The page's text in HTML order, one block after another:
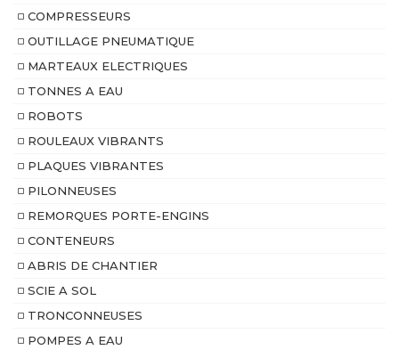
COMPRESSEURS
OUTILLAGE PNEUMATIQUE
MARTEAUX ELECTRIQUES
TONNES A EAU
ROBOTS
ROULEAUX VIBRANTS
PLAQUES VIBRANTES
PILONNEUSES
REMORQUES PORTE-ENGINS
CONTENEURS
ABRIS DE CHANTIER
SCIE A SOL
TRONCONNEUSES
POMPES A EAU